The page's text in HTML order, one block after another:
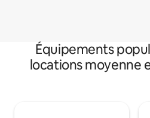
Équipements
locations moyenne